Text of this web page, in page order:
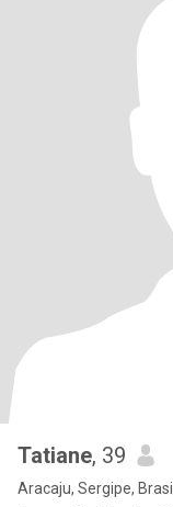
Tatiane, 39
Aracaju, Sergipe, Brasil